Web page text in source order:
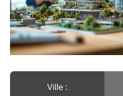
Ville :️